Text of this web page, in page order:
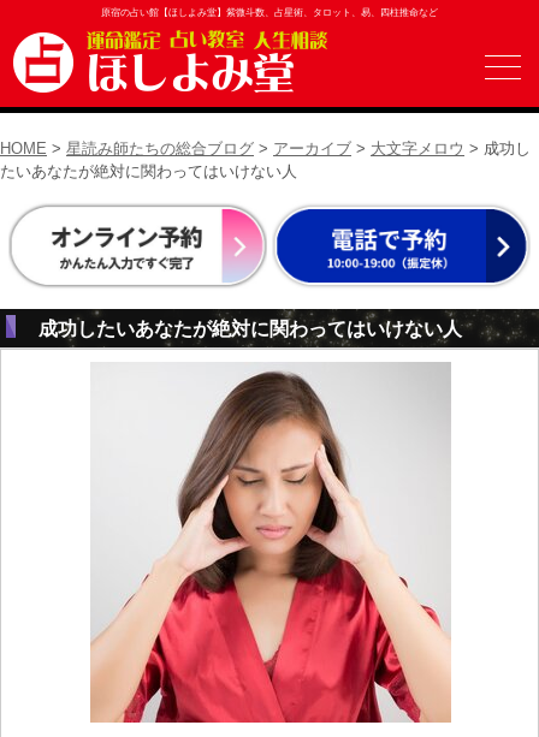
原宿の占い館【ほしよみ堂】紫微斗数、占星術、タロット、易、四柱推命など
HOME > 星読み師たちの総合ブログ > アーカイブ > 大文字メロウ > 成功し
たいあなたが絶対に関わってはいけない人
成功したいあなたが絶対に関わってはいけない人